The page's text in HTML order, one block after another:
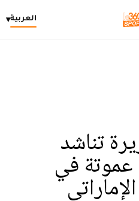
العربية▾
تناشد
عموتة في